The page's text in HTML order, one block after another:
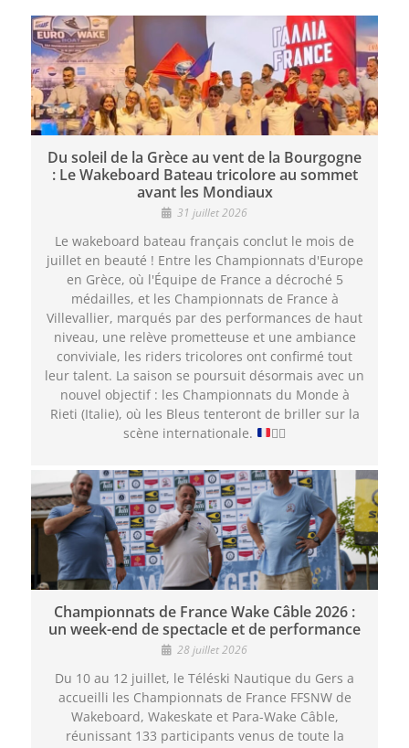
Du soleil de la Grèce au vent de la Bourgogne
: Le Wakeboard Bateau tricolore au sommet
avant les Mondiaux
31 juillet 2026
Le wakeboard bateau français conclut le mois de
juillet en beauté ! Entre les Championnats d'Europe
en Grèce, où l'Équipe de France a décroché 5
médailles, et les Championnats de France à
Villevallier, marqués par des performances de haut
niveau, une relève prometteuse et une ambiance
conviviale, les riders tricolores ont confirmé tout
leur talent. La saison se poursuit désormais avec un
nouvel objectif : les Championnats du Monde à
Rieti (Italie), où les Bleus tenteront de briller sur la
scène internationale.
🏄‍♂️
Championnats de France Wake Câble 2026 :
un week-end de spectacle et de performance
28 juillet 2026
Du 10 au 12 juillet, le Téléski Nautique du Gers a
accueilli les Championnats de France FFSNW de
Wakeboard, Wakeskate et Para-Wake Câble,
réunissant 133 participants venus de toute la